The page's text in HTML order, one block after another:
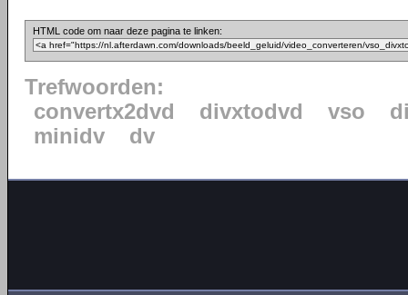
HTML code om naar deze pagina te linken:
Trefwoorden:
convertx2dvd
divxtodvd vso
minidv
dv